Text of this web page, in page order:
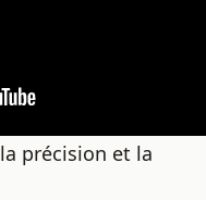
précision et la